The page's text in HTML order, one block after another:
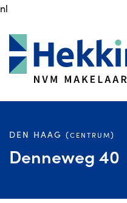
nl
DEN HAAG (CENTRUM)
Denneweg 40